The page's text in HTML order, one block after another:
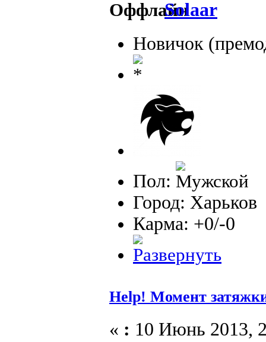
Solaar
Новичок
Пол:
Город: Харьков
Карма: +0/-0
Help! Момент
« : 10 Июнь 2013,